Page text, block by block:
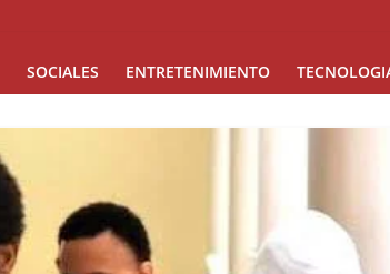
SOCIALES ENTRETENIMIENTO